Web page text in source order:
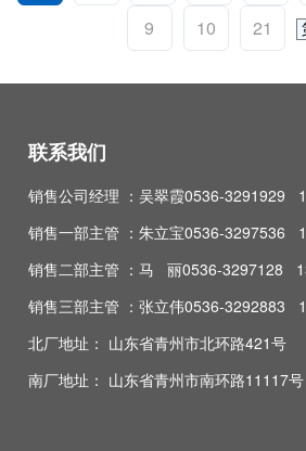
9
10 21
联系我们
销售公司经理 ：吴翠霞0536-3291929
销售一部主管 ：朱立宝0536-3297536
销售二部主管 ：马 丽0536-3297128
销售三部主管 ：张立伟0536-3292883
北厂地址： 山东省青州市北环路421号
南厂地址： 山东省青州市南环路11117号